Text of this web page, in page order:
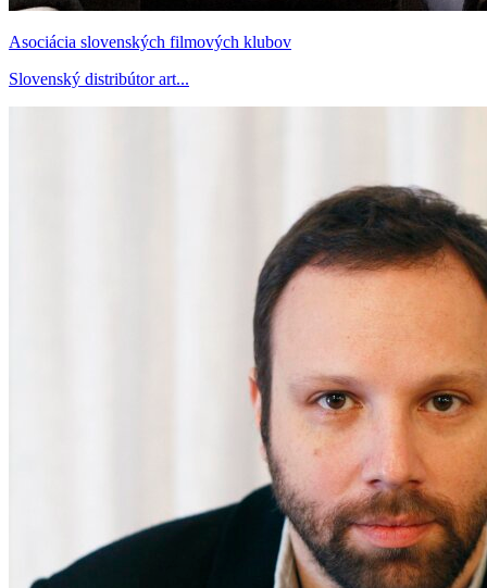
Asociácia slovenských filmových klubov
Slovenský distribútor art...